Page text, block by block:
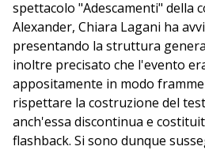
spettacolo "Adescamenti" della
Alexander, Chiara Lagani ha
presentando la struttura
inoltre precisato che l'evento
appositamente in modo
rispettare la costruzione del
anch'essa discontinua e
flashback. Si sono dunque